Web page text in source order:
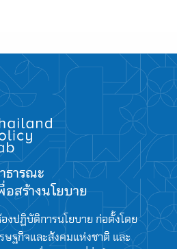
ธารณะ
อสร้างนโยบาย
งปฏิบัติการนโยบาย ก่อตั้งโดย
ษฐกิจและสังคมแห่งชาติ และ